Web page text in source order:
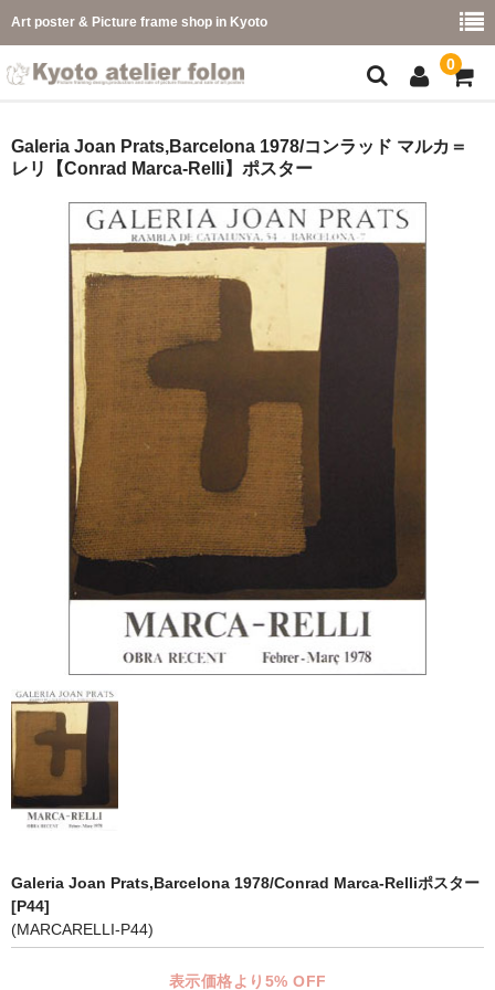
Art poster & Picture frame shop in Kyoto
0
フレーム一覧
カラー別
イメージ別
フレーム幅別
価格コード別
こどもさくひんフレーム
幅広マット付額縁フレーム-展覧会などに-
マット付額縁フレーム-おしゃれな空間に-
オプション品
仕様変更
マット・インナー
吊りフック
吊り金具＆ヒモセット
簡単スタンド
額装テープ
額縁用黄袋
LP・CDフレーム
Galeria Joan Prats,Barcelona 1978/コンラッド マルカ＝
レリ【Conrad Marca-Relli】ポスター
Galeria Joan Prats,Barcelona 1978/Conrad Marca-Relliポスター
[P44]
(MARCARELLI-P44)
表示価格より5% OFF